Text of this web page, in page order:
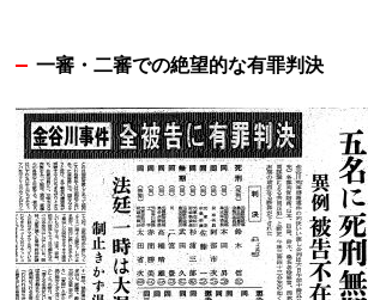
一審・二審での絶望的な有罪判決